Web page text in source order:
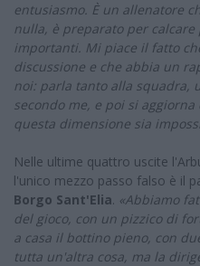
entusiasmo. È un allenatore
nulla, è preparato per
importanti. Mi piace il fatto
discussione e che abbia un
noi: parla tanto alla squadra,
secondo me, e poi si
questa dimensione sia
Nelle ultime quattro uscite
l'unico mezzo passo falso è il
Borgo Sant'Elia. «Abbiamo
del gioco, con un pizzico di
a casa il bottino pieno, con
tutta un'altra cosa, ma la